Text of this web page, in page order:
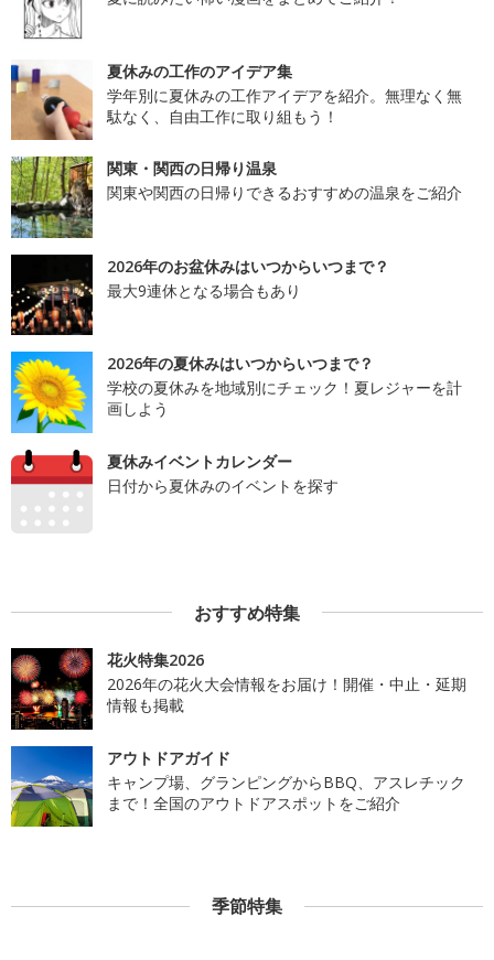
夏休みの工作のアイデア集
学年別に夏休みの工作アイデアを紹介。無理なく無
駄なく、自由工作に取り組もう！
関東・関西の日帰り温泉
関東や関西の日帰りできるおすすめの温泉をご紹介
2026年のお盆休みはいつからいつまで？
最大9連休となる場合もあり
2026年の夏休みはいつからいつまで？
学校の夏休みを地域別にチェック！夏レジャーを計
画しよう
夏休みイベントカレンダー
日付から夏休みのイベントを探す
おすすめ特集
花火特集2026
2026年の花火大会情報をお届け！開催・中止・延期
情報も掲載
アウトドアガイド
キャンプ場、グランピングからBBQ、アスレチック
まで！全国のアウトドアスポットをご紹介
季節特集